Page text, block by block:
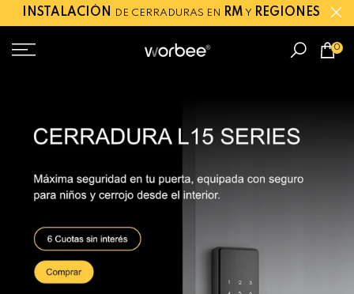
SaltarINSTALACIÓN DE CERRADURAS EN RM Y REGIONES
0